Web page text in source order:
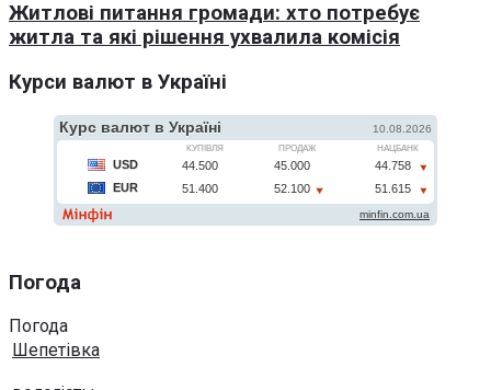
Житлові питання громади: хто потребує
житла та які рішення ухвалила комісія
Курси валют в Україні
Погода
Погода
Шепетівка